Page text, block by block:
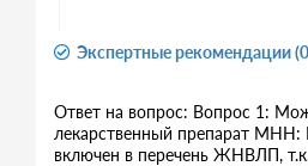
Экспертные рекомендации
Ответ на вопрос: Вопрос 1:
лекарственный препарат
включен в перечень ЖНВЛП,